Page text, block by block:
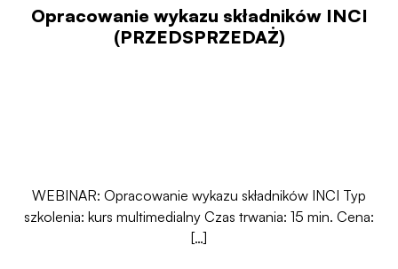
Opracowanie wykazu składników INCI
(PRZEDSPRZEDAŻ)
WEBINAR: Opracowanie wykazu składników INCI Typ
szkolenia: kurs multimedialny Czas trwania: 15 min. Cena:
[…]